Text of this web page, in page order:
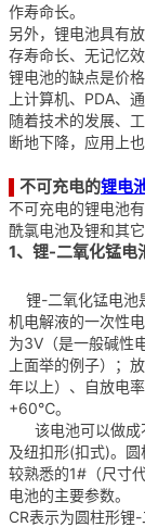
作寿命长。
另外，锂电池具有
存寿命长、无记忆
锂电池的缺点是价
上计算机、PDA、
随着技术的发展、
断地下降，应用上也
不可充电的锂电
不可充电的锂电池
酰氯电池及锂和其
1、锂-二氧化锰电
锂-二氧化锰电池
机电解液的一次性
为3V（是一般碱性
上面举的例子）；
年以上）、自放电
+60℃。
该电池可以做成
及纽扣形(扣式)。
较熟悉的1#（尺寸
电池的主要参数。
CR表示为圆柱形锂